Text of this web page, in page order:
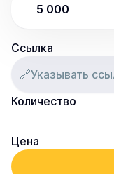
5 000
Ссылка
Количество
Цена